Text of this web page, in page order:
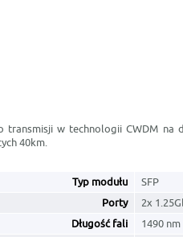
transmisji w technologii CWDM
40km.
Typ modułu
SFP
Porty
2x
Długość fali
1490 nm